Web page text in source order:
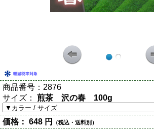
商品番号： 2876
サイズ： 煎茶 沢の春 100g
価格： 648 円 （税込・送料別）